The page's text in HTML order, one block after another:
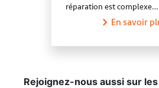
réparation est complexe…
En savoir
Rejoignez-nous aussi sur